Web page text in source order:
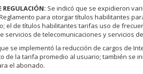
REGULACIÓN: Se indicó que se expidieron
para otorgar títulos habilitantes
el de títulos habilitantes tarifas uso de
servicios de telecomunicaciones y servicios
se implementó la reducción de cargos de
de la tarifa promedio al usuario; también se
el abonado.